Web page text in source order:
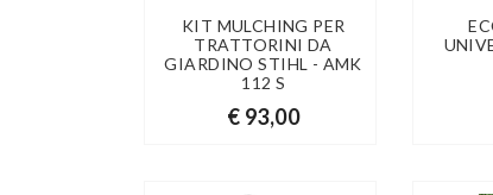
KIT MULCHING PER
TRATTORINI DA
GIARDINO STIHL - AMK
112 S
€ 93,00